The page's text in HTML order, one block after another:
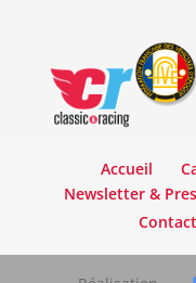
Accueil
Newsletter &
Contact